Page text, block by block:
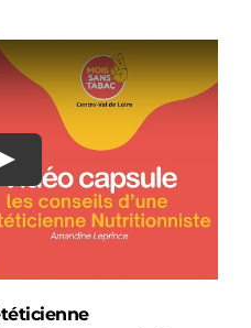
Play